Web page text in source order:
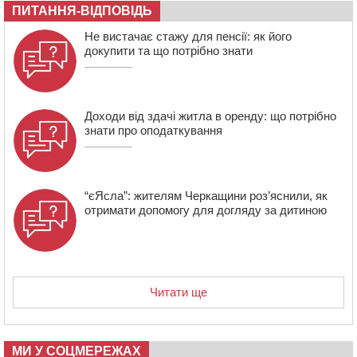
загинула жінка
11:33 У Черкасах пропонують для приватизації
п’ятиповерховий об’єкт у центрі міста
10:00 Не вистачає стажу для пенсії: як його докупити та що
потрібно знати
ПИТАННЯ-ВІДПОВІДЬ
Не вистачає стажу для пенсії: як його
докупити та що потрібно знати
Доходи від здачі житла в оренду: що потрібно
знати про оподаткування
“єЯсла”: жителям Черкащини роз’яснили, як
отримати допомогу для догляду за дитиною
Читати ще
МИ У СОЦМЕРЕЖАХ